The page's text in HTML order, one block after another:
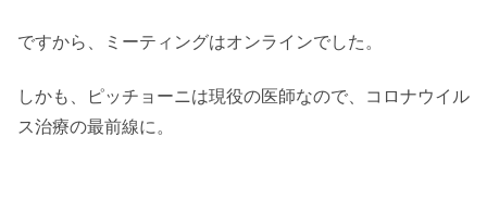
ですから、 ミーティングはオンラインでした。
しかも、ピッチョーニは現役の医師なので、コロナウイル
ス治療の最前線に。